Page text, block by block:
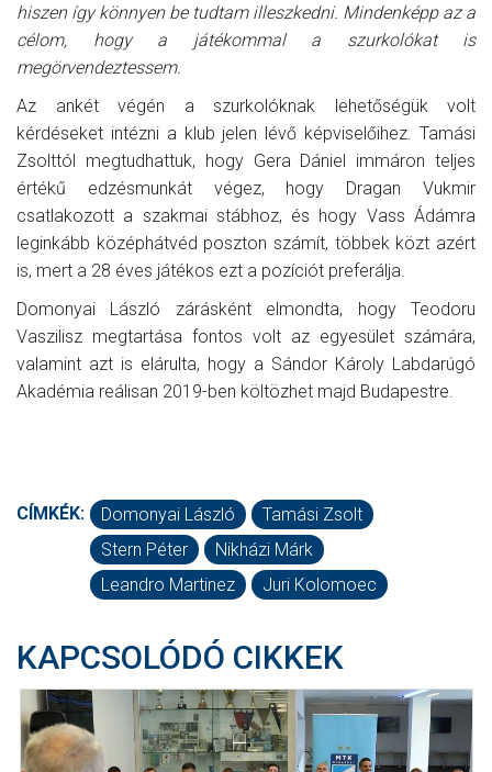
hiszen így könnyen be tudtam illeszkedni. Mindenképp az a
célom, hogy a játékommal a szurkolókat is
megörvendeztessem.
Az ankét végén a szurkolóknak lehetőségük volt
kérdéseket intézni a klub jelen lévő képviselőihez. Tamási
Zsolttól megtudhattuk, hogy Gera Dániel immáron teljes
értékű edzésmunkát végez, hogy Dragan Vukmir
csatlakozott a szakmai stábhoz, és hogy Vass Ádámra
leginkább középhátvéd poszton számít, többek közt azért
is, mert a 28 éves játékos ezt a pozíciót preferálja.
Domonyai László zárásként elmondta, hogy Teodoru
Vaszilisz megtartása fontos volt az egyesület számára,
valamint azt is elárulta, hogy a Sándor Károly Labdarúgó
Akadémia reálisan 2019-ben költözhet majd Budapestre.
CÍMKÉK: Domonyai László
Tamási Zsolt
Stern Péter
Nikházi Márk
Leandro Martinez
Juri Kolomoec
KAPCSOLÓDÓ CIKKEK